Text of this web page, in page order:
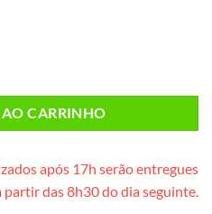
CARRINHO
após 17h serão entregues
partir das 8h30 do dia seguinte.